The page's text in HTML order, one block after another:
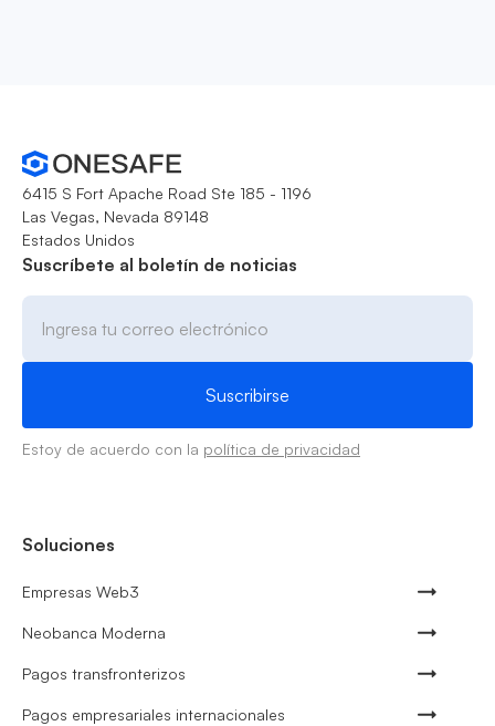
6415 S Fort Apache Road Ste 185 - 1196
Las Vegas, Nevada 89148
Estados Unidos
Suscríbete al boletín de noticias
Estoy de acuerdo con la política de privacidad
Soluciones
Empresas Web3
Neobanca Moderna
Pagos transfronterizos
Pagos empresariales internacionales